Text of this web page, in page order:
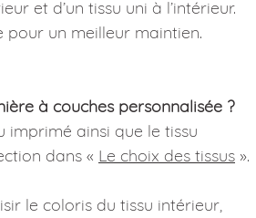
et d’un tissu uni à l’intérieur.
pour un meilleur maintien.
à couches personnalisée ?
imprimé ainsi que le tissu
dans « Le choix des tissus ».
le coloris du tissu intérieur,